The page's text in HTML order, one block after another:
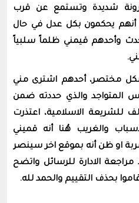
شديدة وتستمع عن قرب
أنهم يحكمون بكل عدل في حال
وأحدهم قيمني ظلماً سلبياً
مختصر، أحدهم اشترى مني
والذي حددته ضمن
الاسلامية، اعتذرت
والغريب هُنا أنه قميني
او ظن أنه بموقع اخر سينصر
الادارة للرسائل واتضح
بحذف التقييم والحمد لله.